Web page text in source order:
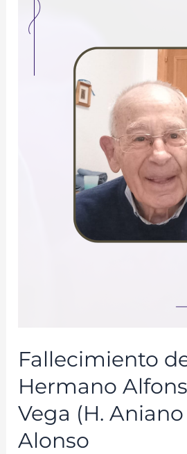
Fallecimiento
Hermano
Vega (H.
Alonso